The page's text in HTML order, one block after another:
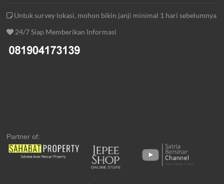
Untuk survey lokasi, mohon bikin janji minimal 1 hari sebelumnya
24/7 Siap Memberikan Informasi
Partner of: